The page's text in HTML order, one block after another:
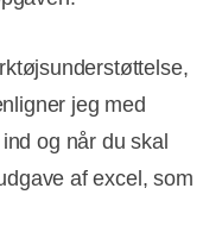
jeg med
og når du skal
af excel, som